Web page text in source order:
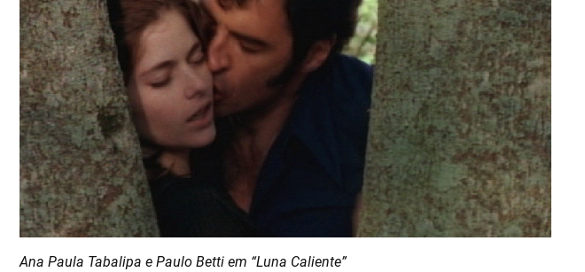
A na Paula Tabalipa e Paulo Betti em “Luna Caliente”